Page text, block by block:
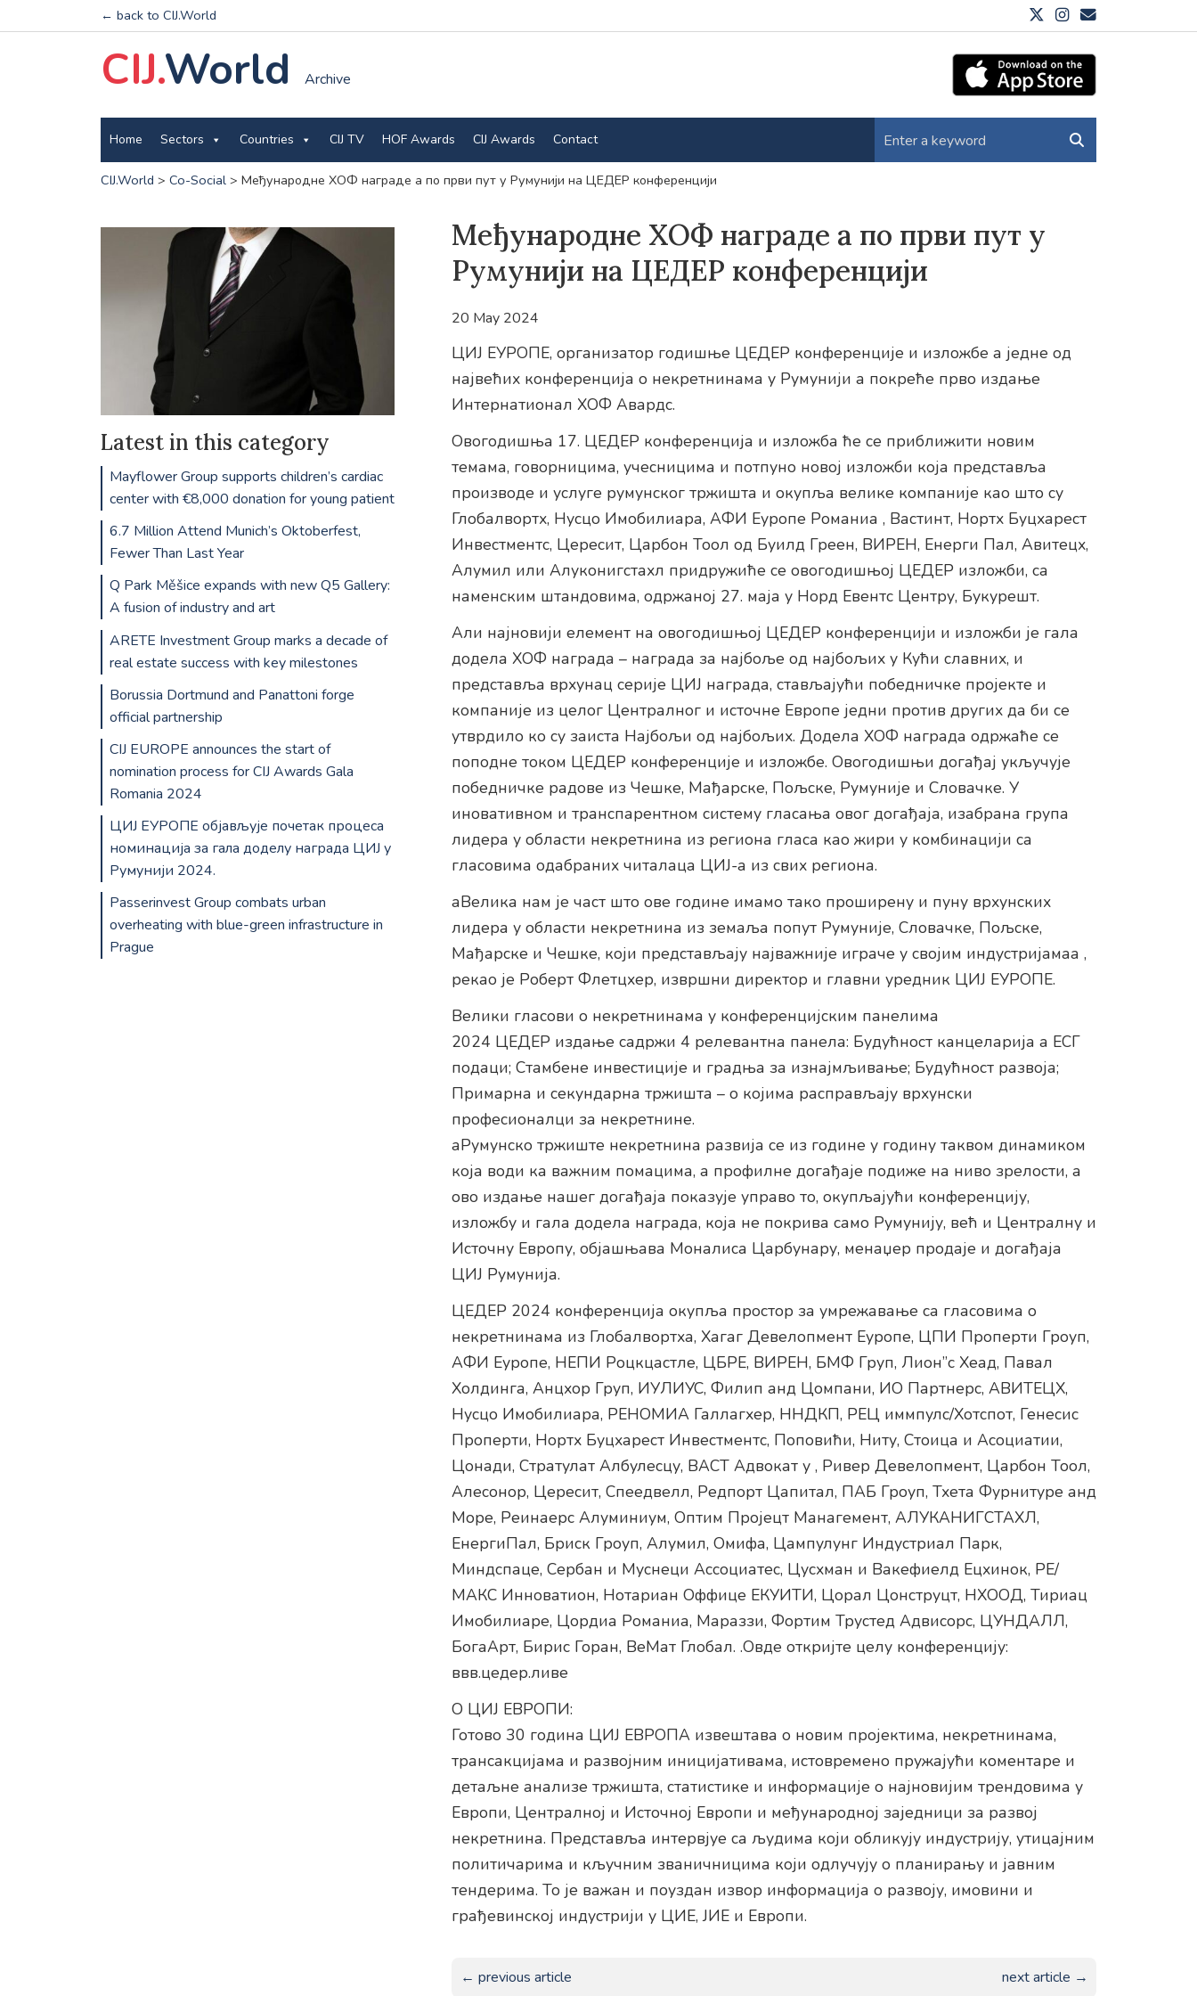
← back to CIJ.World
CIJ.World Archive
Home Sectors Countries CIJ TV HOF Awards CIJ Awards Contact
CIJ.World > Co-Social> Међународне ХОФ награде а по први пут у Румунији на ЦЕДЕР конференцији
Међународне ХОФ награде а по први пут у
Румунији на ЦЕДЕР конференцији
20 May 2024
ЦИЈ ЕУРОПЕ, организатор годишње ЦЕДЕР конференције и изложбе а једне од
највећих конференција о некретнинама у Румунији а покреће прво издање
Интернатионал ХОФ Авардс.
Овогодишња 17. ЦЕДЕР конференција и изложба ће се приближити новим
темама, говорницима, учесницима и потпуно новој изложби која представља
производе и услуге румунског тржишта и окупља велике компаније као што су
Глобалвортх, Нусцо Имобилиара, АФИ Еуропе Романиа , Вастинт, Нортх Буцхарест
Инвестментс, Цересит, Царбон Тоол од Буилд Греен, ВИРЕН, Енерги Пал, Авитецх,
Алумил или Алуконигстахл придружиће се овогодишњој ЦЕДЕР изложби, са
наменским штандовима, одржаној 27. маја у Норд Евентс Центру, Букурешт.
Али најновији елемент на овогодишњој ЦЕДЕР конференцији и изложби је гала
додела ХОФ награда – награда за најбоље од најбољих у Кући славних, и
представља врхунац серије ЦИЈ награда, стављајући победничке пројекте и
компаније из целог Централног и источне Европе једни против других да би се
утврдило ко су заиста Најбољи од најбољих. Додела ХОФ награда одржаће се
поподне током ЦЕДЕР конференције и изложбе. Овогодишњи догађај укључује
победничке радове из Чешке, Мађарске, Пољске, Румуније и Словачке. У
иновативном и транспарентном систему гласања овог догађаја, изабрана група
лидера у области некретнина из региона гласа као жири у комбинацији са
гласовима одабраних читалаца ЦИЈ-а из свих региона.
аВелика нам је част што ове године имамо тако проширену и пуну врхунских
лидера у области некретнина из земаља попут Румуније, Словачке, Пољске,
Мађарске и Чешке, који представљају најважније играче у својим индустријамаа ,
рекао је Роберт Флетцхер, извршни директор и главни уредник ЦИЈ ЕУРОПЕ.
Велики гласови о некретнинама у конференцијским панелима
2024 ЦЕДЕР издање садржи 4 релевантна панела: Будућност канцеларија а ЕСГ
подаци; Стамбене инвестиције и градња за изнајмљивање; Будућност развоја;
Примарна и секундарна тржишта – о којима расправљају врхунски
професионалци за некретнине.
аРумунско тржиште некретнина развија се из године у годину таквом динамиком
која води ка важним помацима, а профилне догађаје подиже на ниво зрелости, а
ово издање нашег догађаја показује управо то, окупљајући конференцију,
изложбу и гала додела награда, која не покрива само Румунију, већ и Централну и
Источну Европу, објашњава Моналиса Царбунару, менаџер продаје и догађаја
ЦИЈ Румунија.
ЦЕДЕР 2024 конференција окупља простор за умрежавање са гласовима о
некретнинама из Глобалвортха, Хагаг Девелопмент Еуропе, ЦПИ Проперти Гроуп,
АФИ Еуропе, НЕПИ Роцкцастле, ЦБРЕ, ВИРЕН, БМФ Груп, Лион”с Хеад, Павал
Холдинга, Анцхор Груп, ИУЛИУС, Филип анд Цомпани, ИО Партнерс, АВИТЕЦХ,
Нусцо Имобилиара, РЕНОМИА Галлагхер, ННДКП, РЕЦ иммпулс/Хотспот, Генесис
Проперти, Нортх Буцхарест Инвестментс, Поповићи, Ниту, Стоица и Асоциатии,
Цонади, Стратулат Албулесцу, ВАСТ Адвокат у , Ривер Девелопмент, Царбон Тоол,
Алесонор, Цересит, Спеедвелл, Редпорт Цапитал, ПАБ Гроуп, Тхета Фурнитуре анд
Море, Реинаерс Алуминиум, Оптим Пројецт Манагемент, АЛУКАНИГСТАХЛ,
ЕнергиПал, Бриск Гроуп, Алумил, Омифа, Цампулунг Индустриал Парк,
Миндспаце, Сербан и Муснеци Ассоциатес, Цусхман и Вакефиелд Ецхинок, РЕ/
МАКС Инноватион, Нотариан Оффице ЕКУИТИ, Цорал Цонструцт, НХООД, Тириац
Имобилиаре, Цордиа Романиа, Мараззи, Фортим Трустед Адвисорс, ЦУНДАЛЛ,
БогаАрт, Бирис Горан, ВеМат Глобал. .Овде откријте целу конференцију:
ввв.цедер.ливе
О ЦИЈ ЕВРОПИ:
Готово 30 година ЦИЈ ЕВРОПА извештава о новим пројектима, некретнинама,
трансакцијама и развојним иницијативама, истовремено пружајући коментаре и
детаљне анализе тржишта, статистике и информације о најновијим трендовима у
Европи, Централној и Источној Европи и међународној заједници за развој
некретнина. Представља интервјуе са људима који обликују индустрију, утицајним
политичарима и кључним званичницима који одлучују о планирању и јавним
тендерима. То је важан и поуздан извор информација о развоју, имовини и
грађевинској индустрији у ЦИЕ, ЈИЕ и Европи.
← previous article next article →
Latest in this category
Mayflower Group supports children’s cardiac
center with €8,000 donation for young patient
6.7 Million Attend Munich’s Oktoberfest,
Fewer Than Last Year
Q Park Měšice expands with new Q5 Gallery:
A fusion of industry and art
ARETE Investment Group marks a decade of
real estate success with key milestones
Borussia Dortmund and Panattoni forge
official partnership
CIJ EUROPE announces the start of
nomination process for CIJ Awards Gala
Romania 2024
ЦИЈ ЕУРОПЕ објављује почетак процеса
номинација за гала доделу награда ЦИЈ у
Румунији 2024.
Passerinvest Group combats urban
overheating with blue-green infrastructure in
Prague